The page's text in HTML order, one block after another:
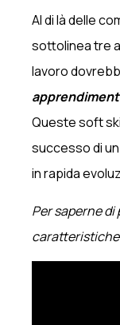
Al di là delle
sottolinea tre
lavoro
Queste soft
successo di
in rapida
Per saperne